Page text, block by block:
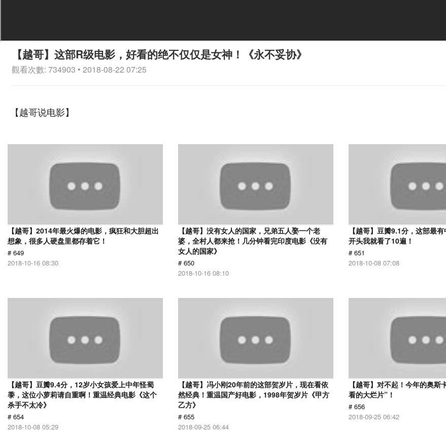
【越哥】这部R级电影，好看的绝不仅仅是女神！《永不妥协》
觀看次數: 734903 • 2018-08-22 07:25
【越哥说电影】
【越哥】2014年最火爆的电影，疯狂和大胆超出
想象，很多人硬盘里都存着它！
# 649
2018-10-16 08:30
【越哥】没有女人的国家，兄弟五人娶一个老
婆，全村人都来抢！几分钟看完印度电影《没有
女人的国家》
# 650
2018-10-16 08:10
【越哥】豆瓣9.1分，这部最
开头我就看了10遍！
# 651
2018-10-08 07:08
【越哥】豆瓣9.4分，12岁小女孩爱上中年怪蜀
黍，这位小萝莉请自重啊！重温经典电影《这个
杀手不太冷》
# 654
2018-10-08 05:29
【越哥】冯小刚20年前的这部贺岁片，现在看依
然经典！重温国产好电影，1998年贺岁片《甲方
乙方》
# 655
2018-09-25 06:44
【越哥】对不起！今年的奥斯
看的大烂片”！
# 656
2018-09-25 06:42